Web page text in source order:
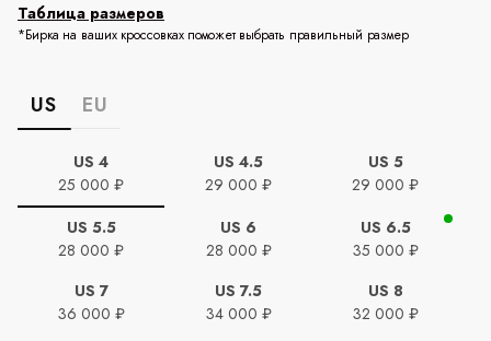
Таблица размеров
*Бирка на ваших кроссовках поможет выбрать правильный размер
US EU
US 4
25 000 ₽
US 4.5
29 000 ₽
US 5
29 000 ₽
US 5.5
28 000 ₽
US 6
28 000 ₽
US 6.5
35 000 ₽
US 7
36 000 ₽
US 7.5
34 000 ₽
US 8
32 000 ₽